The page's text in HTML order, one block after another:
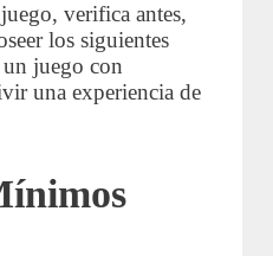
verifica antes,
los siguientes
un juego con
una experiencia de